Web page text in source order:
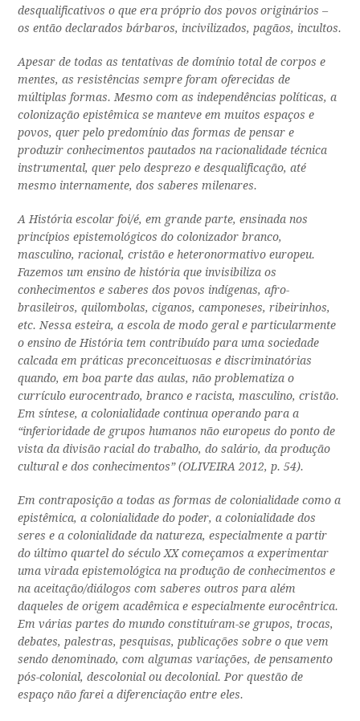
desqualificativos o que era próprio dos povos originários –
os então declarados bárbaros, incivilizados, pagãos, incultos.
Apesar de todas as tentativas de domínio total de corpos e
mentes, as resistências sempre foram oferecidas de
múltiplas formas. Mesmo com as independências políticas, a
colonização epistêmica se manteve em muitos espaços e
povos, quer pelo predomínio das formas de pensar e
produzir conhecimentos pautados na racionalidade técnica
instrumental, quer pelo desprezo e desqualificação, até
mesmo internamente, dos saberes milenares.
A História escolar foi/é, em grande parte, ensinada nos
princípios epistemológicos do colonizador branco,
masculino, racional, cristão e heteronormativo europeu.
Fazemos um ensino de história que invisibiliza os
conhecimentos e saberes dos povos indígenas, afro-
brasileiros, quilombolas, ciganos, camponeses, ribeirinhos,
etc. Nessa esteira, a escola de modo geral e particularmente
o ensino de História tem contribuído para uma sociedade
calcada em práticas preconceituosas e discriminatórias
quando, em boa parte das aulas, não problematiza o
currículo eurocentrado, branco e racista, masculino, cristão.
Em síntese, a colonialidade continua operando para a
“inferioridade de grupos humanos não europeus do ponto de
vista da divisão racial do trabalho, do salário, da produção
cultural e dos conhecimentos” (OLIVEIRA 2012, p. 54).
Em contraposição a todas as formas de colonialidade como a
epistêmica, a colonialidade do poder, a colonialidade dos
seres e a colonialidade da natureza, especialmente a partir
do último quartel do século XX começamos a experimentar
uma virada epistemológica na produção de conhecimentos e
na aceitação/diálogos com saberes outros para além
daqueles de origem acadêmica e especialmente eurocêntrica.
Em várias partes do mundo constituíram-se grupos, trocas,
debates, palestras, pesquisas, publicações sobre o que vem
sendo denominado, com algumas variações, de pensamento
pós-colonial, descolonial ou decolonial. Por questão de
espaço não farei a diferenciação entre eles.